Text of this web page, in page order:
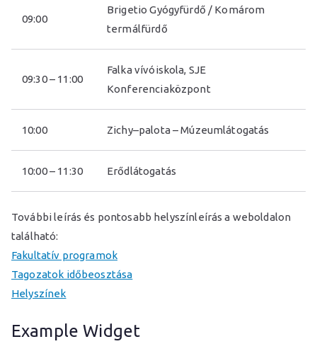
09:00
Brigetio Gyógyfürdő / Komárom
termálfürdő
09:30 – 11:00
Falka vívóiskola, SJE
Konferenciaközpont
10:00 Zichy–palota – Múzeumlátogatás
10:00 – 11:30 Erődlátogatás
További leírás és pontosabb helyszínleírás a weboldalon
található:
Fakultatív programok
Tagozatok időbeosztása
Helyszínek
Example Widget